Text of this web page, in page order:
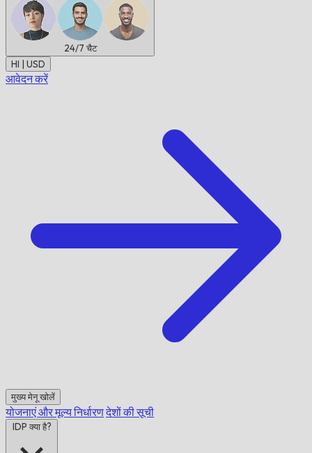
24/7 चैट
HI | USD
आवेदन करें
मुख्य मेनू खोलें
योजनाएं और मूल्य निर्धारणदेशों की सूची
IDP क्या है?